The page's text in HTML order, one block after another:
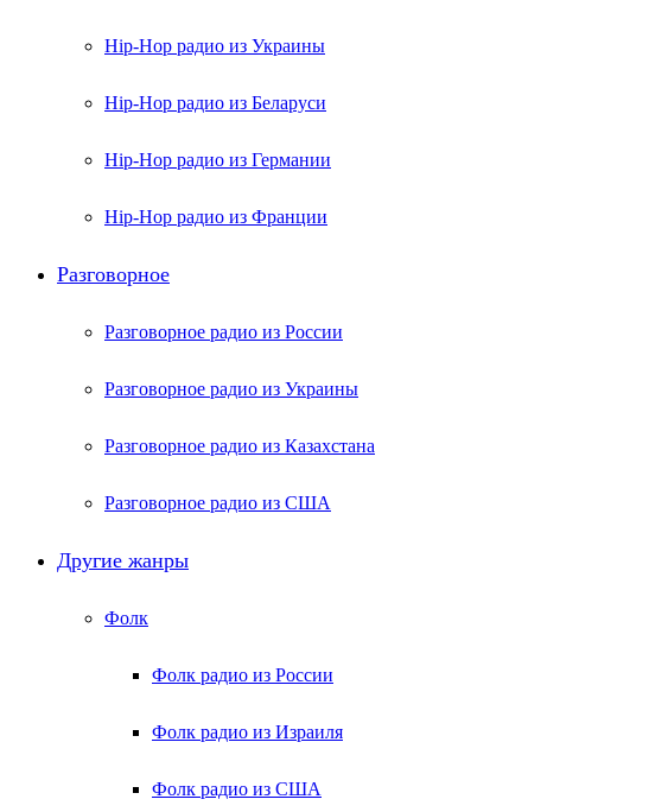
Hip-Hop радио из Украины
Hip-Hop радио из Беларуси
Hip-Hop радио из Германии
Hip-Hop радио из Франции
Разговорное
Разговорное радио из России
Разговорное радио из Украины
Разговорное радио из Казахстана
Разговорное радио из США
Другие жанры
Фолк
Фолк радио из России
Фолк радио из Израиля
Фолк радио из США